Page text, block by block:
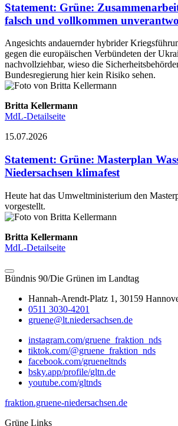
Statement: Grüne:
falsch und vollkommen
Angesichts andauernder hybrider
gegen die europäischen Verbündeten der
nachvollziehbar, wieso die
Bundesregierung hier kein Risiko sehen.
Britta Kellermann
MdL-Detailseite
15.07.2026
Statement: Grüne: Masterplan
Niedersachsen klimafest
Heute hat das Umweltministerium den
vorgestellt.
Britta Kellermann
MdL-Detailseite
Bündnis 90/Die Grünen im Landtag
Hannah-Arendt-Platz 1, 30159
0511 3030-4201
gruene@lt.niedersachsen.de
instagram.com/gruene_fraktion_nds
tiktok.com/@gruene_fraktion_nds
facebook.com/grueneltnds
bsky.app/profile/gltn.de
youtube.com/gltnds
fraktion.gruene-niedersachsen.de
Grüne Links